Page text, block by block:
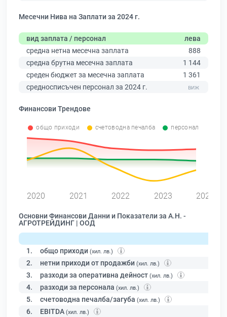
Месечни Нива на Заплати за 2024 г.
вид заплата / персонал
лева
средна нетна месечна заплата
888
средна брутна месечна заплата
1 144
среден бюджет за месечна заплата
1 361
средносписъчен персонал за 2024 г.
Финансови Трендове
общо приходи счетоводна печалба персонал
2020 2021 2022 2023 2024
Основни Финансови Данни и Показатели за А.Н. -
АГРОТРЕЙДИНГ | ООД
1. общо приходи (хил. лв.)
2. нетни приходи от продажби (хил. лв.)
3. разходи за оперативна дейност (хил. лв.)
4. разходи за персонала (хил. лв.)
5. счетоводна печалба/загуба (хил. лв.)
6. EBITDA (хил. лв.)